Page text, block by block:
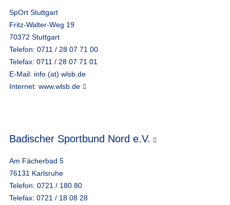
SpOrt Stuttgart
Fritz-Walter-Weg 19
70372 Stuttgart
Telefon: 0711 / 28 07 71 00
Telefax: 0711 / 28 07 71 01
E-Mail: info (at) wlsb.de
Internet: www.wlsb.de
Badischer Sportbund Nord e.V.
Am Fächerbad 5
76131 Karlsruhe
Telefon: 0721 / 180 80
Telefax: 0721 / 18 08 28